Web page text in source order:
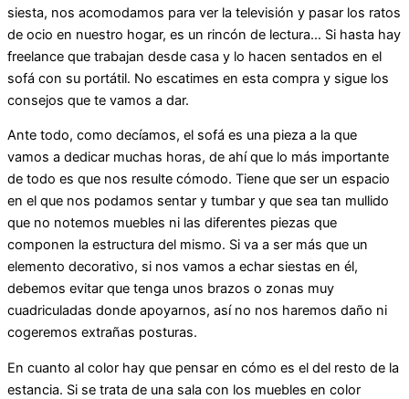
siesta, nos acomodamos para ver la televisión y pasar los ratos
de ocio en nuestro hogar, es un rincón de lectura… Si hasta hay
freelance que trabajan desde casa y lo hacen sentados en el
sofá con su portátil. No escatimes en esta compra y sigue los
consejos que te vamos a dar.
Ante todo, como decíamos, el sofá es una pieza a la que
vamos a dedicar muchas horas, de ahí que lo más importante
de todo es que nos resulte cómodo. Tiene que ser un espacio
en el que nos podamos sentar y tumbar y que sea tan mullido
que no notemos muebles ni las diferentes piezas que
componen la estructura del mismo. Si va a ser más que un
elemento decorativo, si nos vamos a echar siestas en él,
debemos evitar que tenga unos brazos o zonas muy
cuadriculadas donde apoyarnos, así no nos haremos daño ni
cogeremos extrañas posturas.
En cuanto al color hay que pensar en cómo es el del resto de la
estancia. Si se trata de una sala con los muebles en color